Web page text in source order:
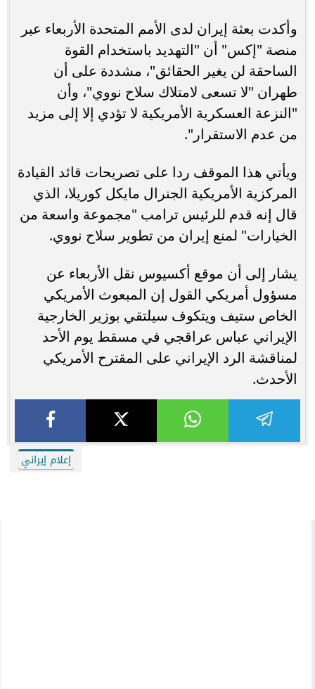
وأكدت بعثة إيران لدى الأمم المتحدة الأربعاء عبر
منصة "إكس" أن "التهديد باستخدام القوة
الساحقة لن يغير الحقائق"، مشددة على أن
طهران "لا تسعى لامتلاك سلاح نووي"، وأن
"النزعة العسكرية الأمريكية لا تؤدي إلا إلى مزيد
من عدم الاستقرار".
ويأتي هذا الموقف ردا على تصريحات قائد القيادة
المركزية الأمريكية الجنرال مايكل كوريلا، الذي
قال إنه قدم للرئيس ترامب "مجموعة واسعة من
الخيارات" لمنع إيران من تطوير سلاح نووي.
يشار إلى أن موقع أكسيوس نقل الأربعاء عن
مسؤول أمريكي القول إن المبعوث الأمريكي
الخاص ستيف ويتكوف سيلتقي بوزير الخارجية
الإيراني عباس عراقجي في مسقط يوم الأحد
لمناقشة الرد الإيراني على المقترح الأمريكي
الأحدث.
إعلام إيراني